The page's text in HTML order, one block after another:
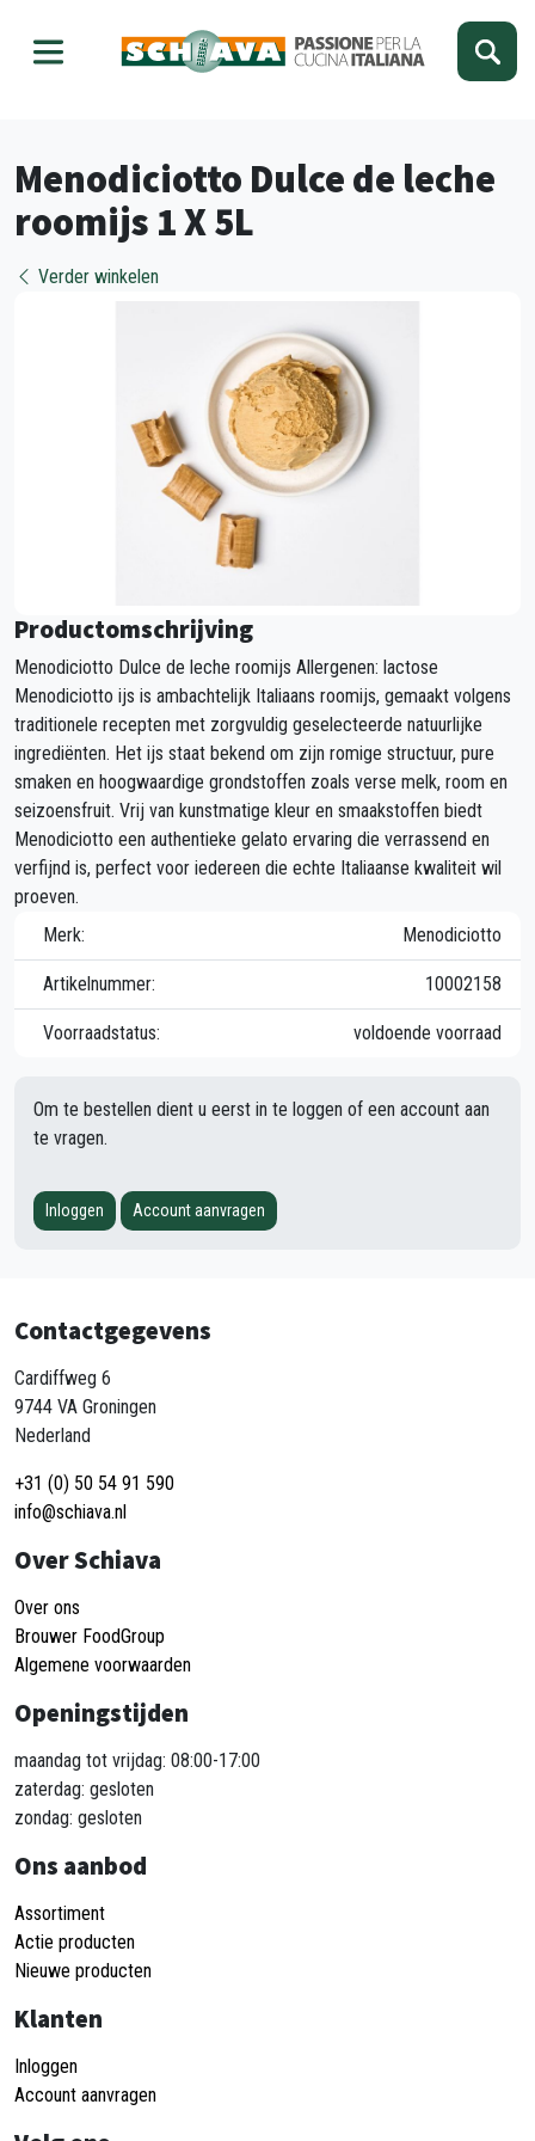
Menodiciotto Dulce de leche
roomijs 1 X 5L
Verder winkelen
Productomschrijving
Menodiciotto Dulce de leche roomijs Allergenen: lactose
Menodiciotto ijs is ambachtelijk Italiaans roomijs, gemaakt volgens
traditionele recepten met zorgvuldig geselecteerde natuurlijke
ingrediënten. Het ijs staat bekend om zijn romige structuur, pure
smaken en hoogwaardige grondstoffen zoals verse melk, room en
seizoensfruit. Vrij van kunstmatige kleur en smaakstoffen biedt
Menodiciotto een authentieke gelato ervaring die verrassend en
verfijnd is, perfect voor iedereen die echte Italiaanse kwaliteit wil
proeven.
Merk:
Menodiciotto
Artikelnummer: 10002158
Voorraadstatus: voldoende voorraad
Om te bestellen dient u eerst in te loggen of een account aan
te vragen.
Inloggen Account aanvragen
Contactgegevens
Cardiffweg 6
9744 VA Groningen
Nederland
+31 (0) 50 54 91 590
info@schiava.nl
Over Schiava
Over ons
Brouwer FoodGroup
Algemene voorwaarden
Openingstijden
maandag tot vrijdag: 08:00-17:00
zaterdag: gesloten
zondag: gesloten
Ons aanbod
Assortiment
Actie producten
Nieuwe producten
Klanten
Inloggen
Account aanvragen